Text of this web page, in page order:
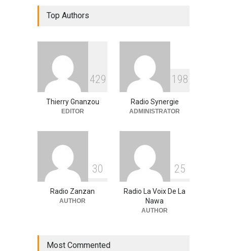
RFI Forme ses journalistes et
techniciens radios
partenaires.
Actualité 09/03/2026
Top Authors
429
Thierry Gnanzou
EDITOR
1 98
Radio Synergie
ADMINISTRATOR
30
Radio Zanzan
AUTHOR
25
Radio La Voix De La
Nawa
AUTHOR
Most Commented